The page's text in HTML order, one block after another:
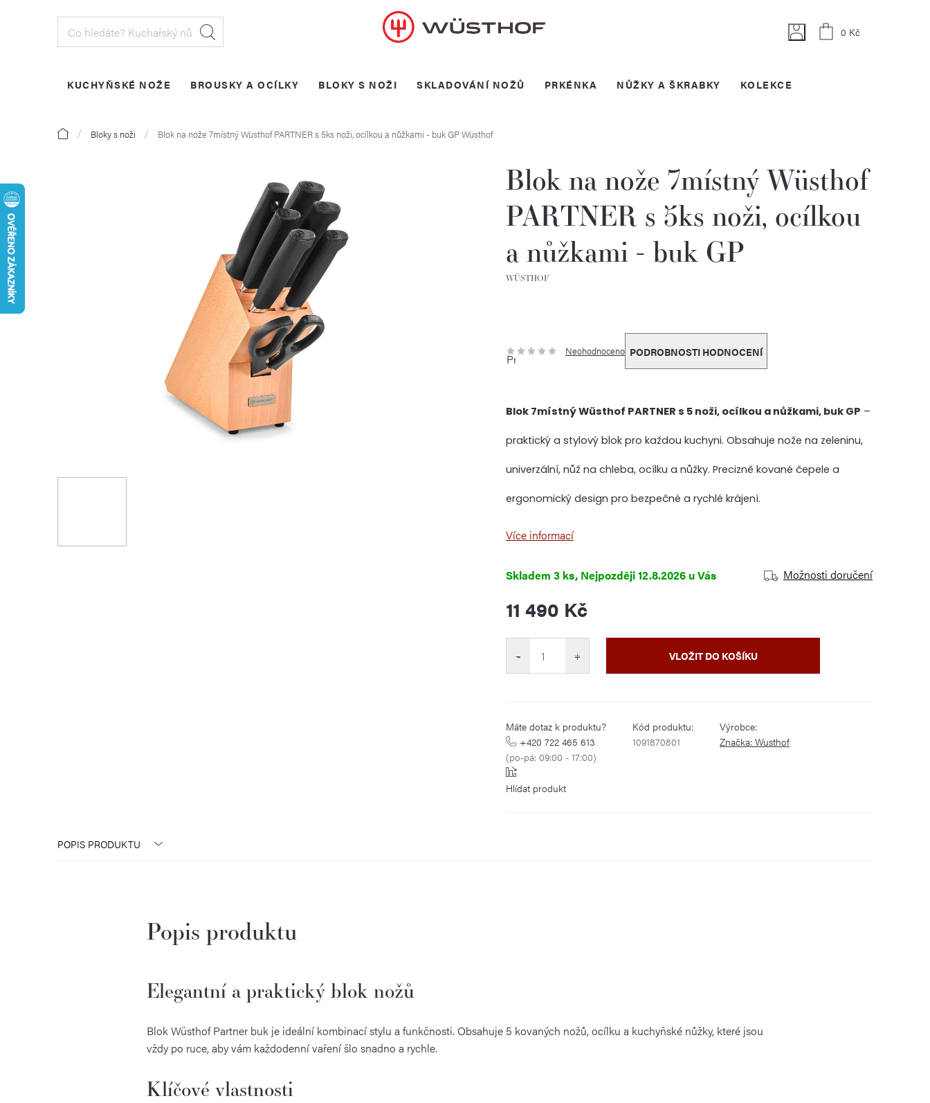
Nákupní
0 Kč
KUCHYŇSKÉ NOŽE BROUSKY A OCÍLKY BLOKY S NOŽI SKLADOVÁNÍ NOŽŮ PRKÉNKA NŮŽKY A ŠKRABKY KOLEKCE
Domů Bloky s noži Blok na nože 7místný Wüsthof PARTNER s 5ks noži, ocílkou a nůžkami - buk GPWüsthof
Blok na nože 7místný Wüsthof
PARTNER s 5ks noži, ocílkou
a nůžkami - buk GP
WÜSTHOF
Průměrné
hodnocení
5
hvězdiček.
Neohodnoceno PODROBNOSTI HODNOCENÍ
Blok 7místný Wüsthof PARTNER s 5 noži, ocílkou a nůžkami, buk GP –
praktický a stylový blok pro každou kuchyni. Obsahuje nože na zeleninu,
univerzální, nůž na chleba, ocílku a nůžky. Precizně kované čepele a
ergonomický design pro bezpečné a rychlé krájení.
Více informací
Skladem 3 ks 12.8.2026 Možnosti doručení
11 490 Kč
Měrná
cena:
+
− VLOŽIT DO KOŠÍKU
Máte dotaz k produktu?
+420 722 465 613
(po-pá: 09:00 - 17:00)
Kód produktu:
1091870801
Výrobce:
Značka: Wusthof
Hlídat
POPIS PRODUKTU
Popis produktu
Elegantní a praktický blok nožů
Blok Wüsthof Partner buk je ideální kombinací stylu a funkčnosti. Obsahuje 5 kovaných nožů, ocílku a kuchyňské nůžky, které jsou
vždy po ruce, aby vám každodenní vaření šlo snadno a rychle.
Klíčové vlastnosti